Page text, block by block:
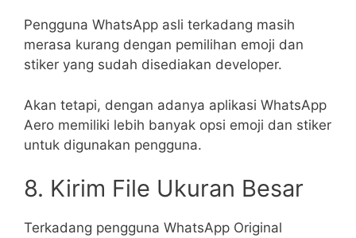
Pengguna WhatsApp asli terkadang masih
merasa kurang dengan pemilihan emoji dan
stiker yang sudah disediakan developer.
Akan tetapi, dengan adanya aplikasi WhatsApp
Aero memiliki lebih banyak opsi emoji dan stiker
untuk digunakan pengguna.
8. Kirim File Ukuran Besar
Terkadang pengguna WhatsApp Original